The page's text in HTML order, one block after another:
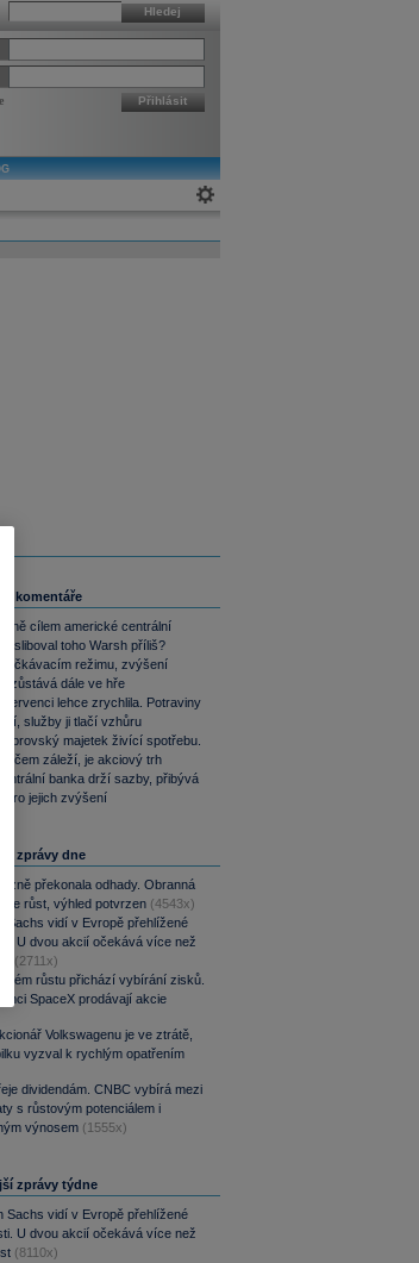
Hledej
Přihlásit
komentáře
cílem americké centrální
toho Warsh příliš?
vyčkávacím režimu, zvýšení
zůstává dále ve hře
červenci lehce zrychlila. Potraviny
služby ji tlačí vzhůru
majetek živící spotřebu.
čem záleží, je akciový trh
banka drží sazby, přibývá
pro jejich zvýšení
zprávy dne
překonala odhady. Obranná
růst, výhled potvrzen (4543x)
Sachs vidí v Evropě přehlížené
U dvou akcií očekává více než
(2711x)
růstu přichází vybírání zisků.
SpaceX prodávají akcie
Volkswagenu je ve ztrátě,
vyzval k rychlým opatřením
dividendám. CNBC vybírá mezi
s růstovým potenciálem i
výnosem (1555x)
zprávy týdne
Sachs vidí v Evropě přehlížené
U dvou akcií očekává více než
(8110x)